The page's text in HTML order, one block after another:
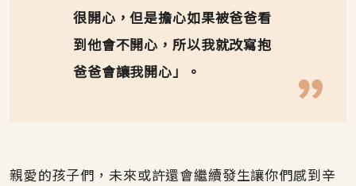
很開心，但是擔心如果被爸爸看
到他會不開心，所以我就改寫抱
爸爸會讓我開心」。
親愛的孩子們，未來或許還會繼續發生讓你們感到辛